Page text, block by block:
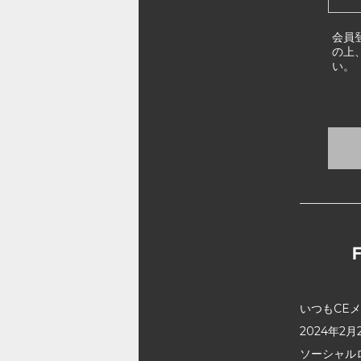
会員
の上
い。
いつもCE
2024年2月
ソーシャ